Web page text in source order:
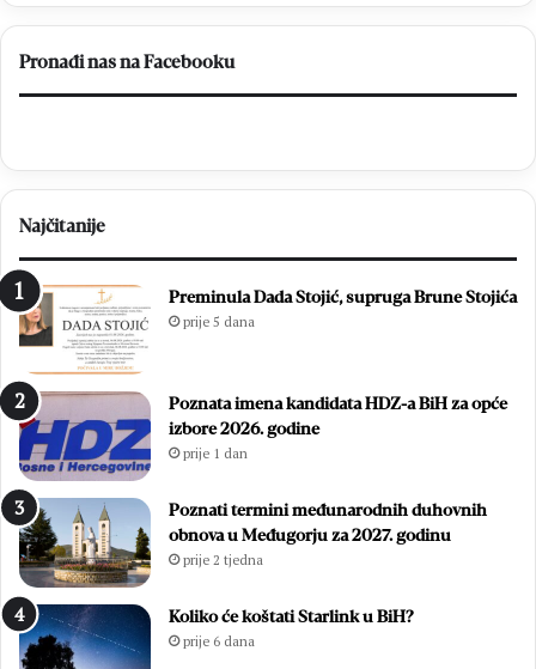
–
Pronađi nas na Facebooku
Najčitanije
Preminula Dada Stojić, supruga Brune Stojića
prije 5 dana
Poznata imena kandidata HDZ-a BiH za opće
izbore 2026. godine
prije 1 dan
Poznati termini međunarodnih duhovnih
obnova u Međugorju za 2027. godinu
prije 2 tjedna
Koliko će koštati Starlink u BiH?
prije 6 dana